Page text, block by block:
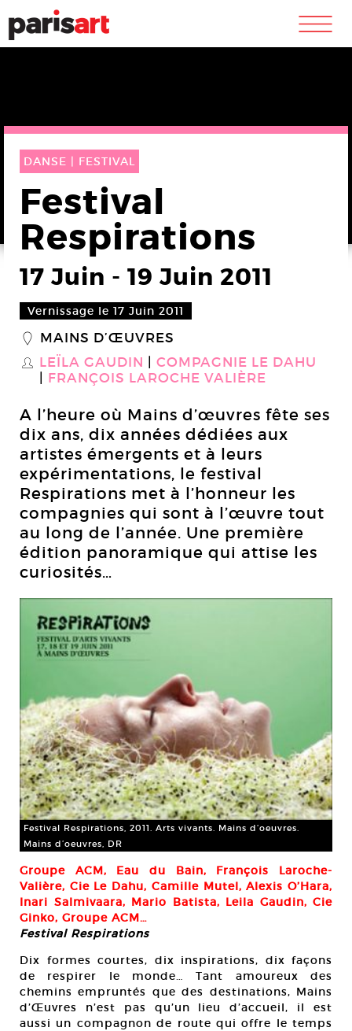
m
DANSE | FESTIVAL
Festival
Respirations
17 Juin - 19 Juin 2011
Vernissage le 17 Juin 2011
_ MAINS D’ŒUVRES
S LEÏLA GAUDIN
COMPAGNIE LE DAHU
FRANÇOIS LAROCHE VALIÈRE
A l’heure où Mains d’œuvres fête ses
dix ans, dix années dédiées aux
artistes émergents et à leurs
expérimentations, le festival
Respirations met à l’honneur les
compagnies qui sont à l’œuvre tout
au long de l’année. Une première
édition panoramique qui attise les
curiosités…
Festival Respirations, 2011. Arts vivants. Mains d’oeuvres.
Mains d’oeuvres, DR
Groupe ACM, Eau du Bain, François Laroche-
Valière, Cie Le Dahu, Camille Mutel, Alexis O’Hara,
Inari Salmivaara, Mario Batista, Leila Gaudin, Cie
Ginko, Groupe ACM…
Festival Respirations
Dix formes courtes, dix inspirations, dix façons
de respirer le monde… Tant amoureux des
chemins empruntés que des destinations, Mains
d’Œuvres n’est pas qu’un lieu d’accueil, il est
aussi un compagnon de route qui offre le temps